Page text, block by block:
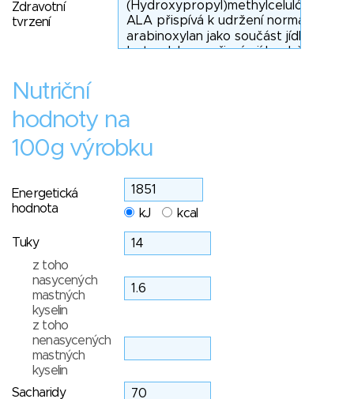
Zdravotní
tvrzení
Nutriční
hodnoty na
100g výrobku
Energetická
hodnota
kJ kcal
Tuky
z toho
nasycených
mastných
kyselin
z toho
nenasycených
mastných
kyselin
Sacharidy